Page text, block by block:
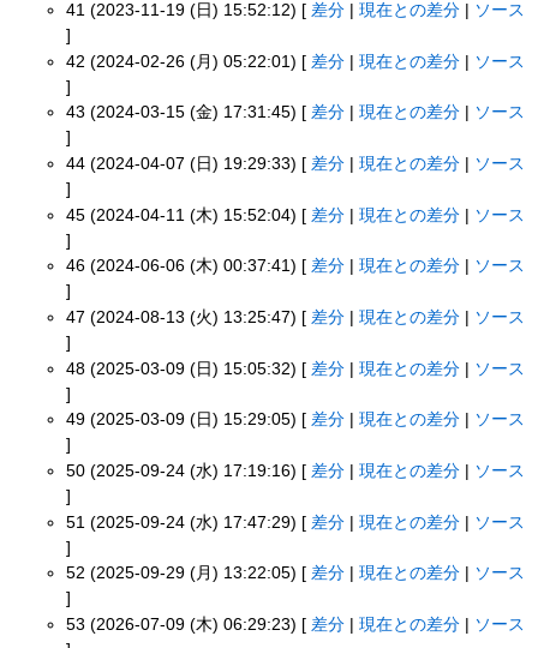
41 (2023-11-19 (日) 15:52:12) [ 差分 |現在との差分
ソース
]
42 (2024-02-26 (月) 05:22:01) [ 差分 |現在との差分 | ソース
]
43 (2024-03-15 (金) 17:31:45) [ 差分 |現在との差分
ソース
]
44 (2024-04-07 (日) 19:29:33) [ 差分 |現在との差分
ソース
]
45 (2024-04-11 (木) 15:52:04) [ 差分 |現在との差分 | ソース
]
46 (2024-06-06 (木) 00:37:41) [ 差分 |現在との差分
ソース
]
47 (2024-08-13 (火) 13:25:47) [ 差分 |現在との差分
ソース
]
48 (2025-03-09 (日) 15:05:32) [ 差分 |現在との差分 | ソース
]
49 (2025-03-09 (日) 15:29:05) [ 差分 |現在との差分
ソース
]
50 (2025-09-24 (水) 17:19:16) [ 差分 |現在との差分
ソース
]
51 (2025-09-24 (水) 17:47:29) [ 差分 |現在との差分 | ソース
]
52 (2025-09-29 (月) 13:22:05) [ 差分 |現在との差分
ソース
]
53 (2026-07-09 (木) 06:29:23) [ 差分 |現在との差分
ソース